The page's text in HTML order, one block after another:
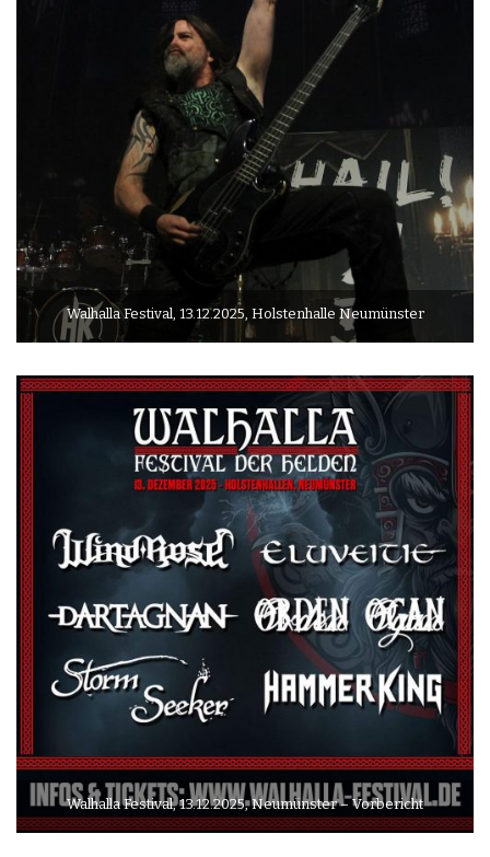
Walhalla Festival, 13.12.2025, Holstenhalle Neumünster
Walhalla Festival, 13.12.2025, Neumünster – Vorbericht